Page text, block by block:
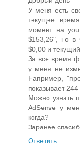
У меня есть
текущее
момент на
$153,26", но в
$0,00 и текущий
За все время
у меня не
Например,
показывает 244
Можно узнать
AdSense у
когда?
Заранее
Ответить